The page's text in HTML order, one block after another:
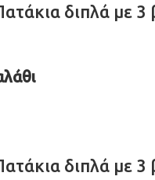
διπλά με
διπλά με